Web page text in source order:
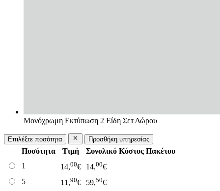
Μονόχρωμη Εκτύπωση 2 Είδη Σετ Δώρου
Επιλέξτε ποσότητα Προσθήκη υπηρεσίας
Ποσότητα Τιμή
Συνολικό Κόστος Πακέτου
1
14,00€ 14,00€
5
11,90€ 59,50€